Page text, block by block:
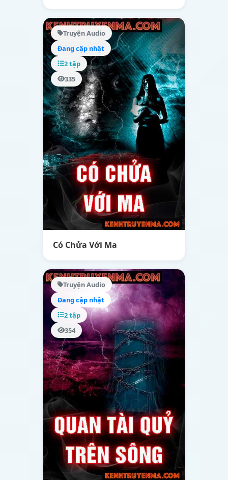
Truyện Audio
Đang cập nhật
2 tập
335
Có Chửa Với Ma
Truyện Audio
Đang cập nhật
2 tập
354